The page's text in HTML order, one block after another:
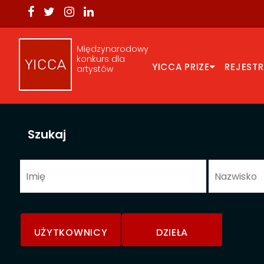
Międzynarodowy
konkurs dla
artystów
YICCA PRIZE
Szukaj
UŻYTKOWNICY DZIEŁA